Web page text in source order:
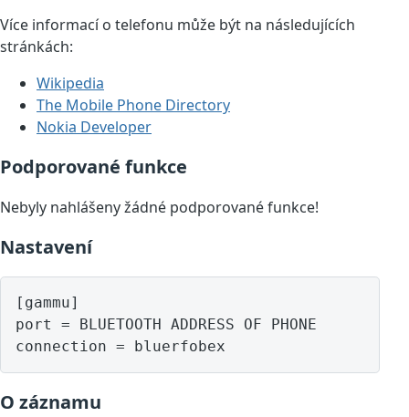
Více informací o telefonu může být na následujících
stránkách:
Wikipedia
The Mobile Phone Directory
Nokia Developer
Podporované funkce
Nebyly nahlášeny žádné podporované funkce!
Nastavení
[gammu]
port = BLUETOOTH ADDRESS OF PHONE
O záznamu